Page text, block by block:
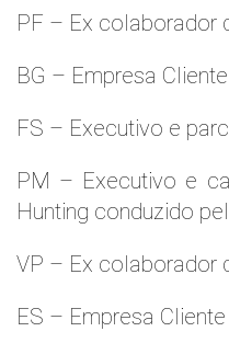
PF – Ex colaborador
BG – Empresa
FS – Executivo e
PM – Executivo e
Hunting conduzido
VP – Ex colaborador
ES – Empresa